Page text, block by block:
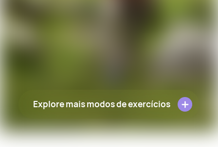
Explore mais modos de exercícios